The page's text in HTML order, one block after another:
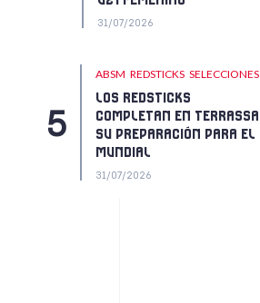
31/07/2026
ABSM REDSTICKS SELECCIONES
LOS REDSTICKS
COMPLETAN EN TERRASSA
SU PREPARACIÓN PARA EL
MUNDIAL
31/07/2026